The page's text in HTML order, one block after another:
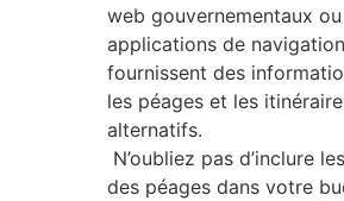
web gouvernementaux
applications de
fournissent des
les péages et les
alternatifs.
N’oubliez pas d’inclure
des péages dans votre